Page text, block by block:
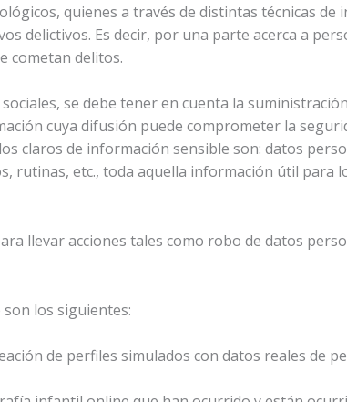
quienes a través de distintas técnicas de
delictivos. Es decir, por una parte acerca a
cometan delitos.
se debe tener en cuenta la
cuya difusión puede comprometer la
claros de información sensible son: datos
rutinas, etc., toda aquella información útil para
llevar acciones tales como robo de datos
los siguientes:
de perfiles simulados con datos reales de